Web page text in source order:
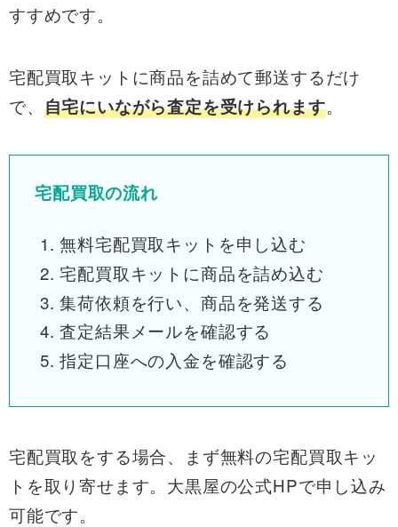
すすめです。
宅配買取キットに商品を詰めて郵送するだけ
で、 自宅にいながら査定を受けられます。
宅配買取の流れ
無料宅配買取キットを申し込む
宅配買取キットに商品を詰め込む
集荷依頼を行い、商品を発送する
査定結果メールを確認する
指定口座への入金を確認する
宅配買取をする場合、まず無料の宅配買取キッ
トを取り寄せます。大黒屋の公式HPで申し込み
可能です。